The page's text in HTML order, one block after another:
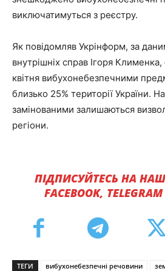
виключатимуться з реєстру.
Як повідомляв Укрінформ, за
внутрішніх справ Ігоря
квітня вибухонебезпечними
близько 25% території України.
замінованими залишаються
регіони.
ПІДПИСУЙТЕСЬ НА
FACEBOOK,
ТЕГИ вибухонебезпечні речовини